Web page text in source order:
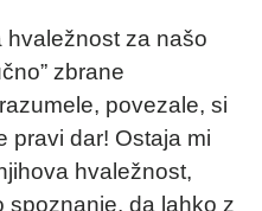
hvaležnost za našo
zbrane
povezale, si
pravi dar! Ostaja mi
hvaležnost,
spoznanje, da lahko z